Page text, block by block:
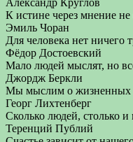
Александр Круглов
К истине через мнение
Эмиль Чоран
Для человека нет ничего
Фёдор Достоевский
Мало людей мыслят, но
Джордж Беркли
Мы мыслим о жизненных
Георг Лихтенберг
Сколько людей, столько
Теренций Публий